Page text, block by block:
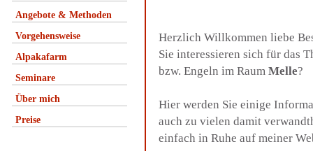
Angebote & Methoden
Vorgehensweise
Alpakafarm
Seminare
Über mich
Preise
Herzlich Willkommen liebe
Sie interessieren sich für das
bzw. Engeln im Raum Melle?
Hier werden Sie einige
auch zu vielen damit
einfach in Ruhe auf meiner